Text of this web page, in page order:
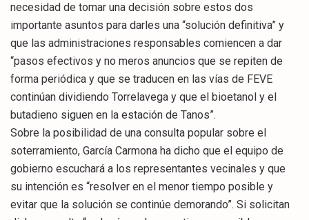
necesidad de tomar una decisión sobre estos dos
importante asuntos para darles una “solución definitiva” y
que las administraciones responsables comiencen a dar
“pasos efectivos y no meros anuncios que se repiten de
forma periódica y que se traducen en las vías de FEVE
continúan dividiendo Torrelavega y que el bioetanol y el
butadieno siguen en la estación de Tanos”.
Sobre la posibilidad de una consulta popular sobre el
soterramiento, García Carmona ha dicho que el equipo de
gobierno escuchará a los representantes vecinales y que
su intención es “resolver en el menor tiempo posible y
evitar que la solución se continúe demorando”. Si solicitan